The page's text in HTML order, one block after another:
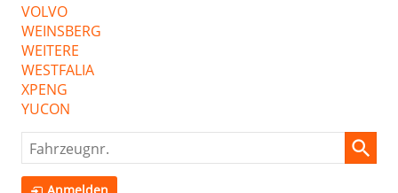
VOLVO
WEINSBERG
WEITERE
WESTFALIA
XPENG
YUCON
Fahrzeugnr.